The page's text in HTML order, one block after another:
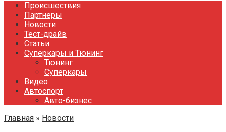
Происшествия
Партнеры
Новости
Тест-драйв
Статьи
Суперкары и Тюнинг
Тюнинг
Суперкары
Видео
Автоспорт
Авто-бизнес
Главная » Новости